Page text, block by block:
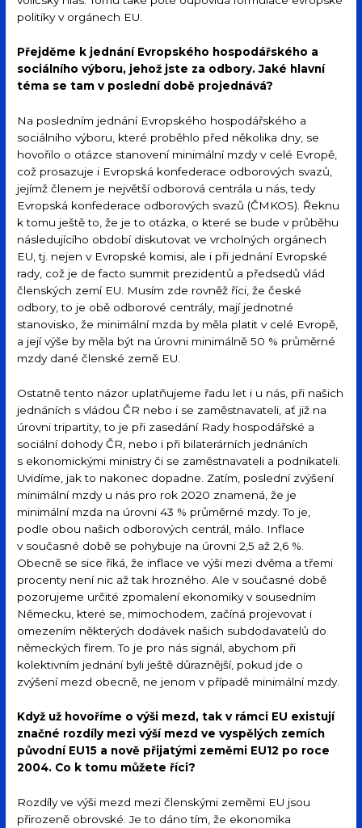
politiky v orgánech EU.
Přejděme k jednání Evropského hospodářského a
sociálního výboru, jehož jste za odbory. Jaké hlavní
téma se tam v poslední době projednává?
Na posledním jednání Evropského hospodářského a
sociálního výboru, které proběhlo před několika dny, se
hovořilo o otázce stanovení minimální mzdy v celé Evropě,
což prosazuje i Evropská konfederace odborových svazů,
jejímž členem je největší odborová centrála u nás, tedy
Evropská konfederace odborových svazů (ČMKOS). Řeknu
k tomu ještě to, že je to otázka, o které se bude v průběhu
následujícího období diskutovat ve vrcholných orgánech
EU, tj. nejen v Evropské komisi, ale i při jednání Evropské
rady, což je de facto summit prezidentů a předsedů vlád
členských zemí EU. Musím zde rovněž říci, že české
odbory, to je obě odborové centrály, mají jednotné
stanovisko, že minimální mzda by měla platit v celé Evropě,
a její výše by měla být na úrovni minimálně 50 % průměrné
mzdy dané členské země EU.
Ostatně tento názor uplatňujeme řadu let i u nás, při našich
jednáních s vládou ČR nebo i se zaměstnavateli, ať již na
úrovni tripartity, to je při zasedání Rady hospodářské a
sociální dohody ČR, nebo i při bilaterárních jednáních
s ekonomickými ministry či se zaměstnavateli a podnikateli.
Uvidíme, jak to nakonec dopadne. Zatím, poslední zvýšení
minimální mzdy u nás pro rok 2020 znamená, že je
minimální mzda na úrovni 43 % průměrné mzdy. To je,
podle obou našich odborových centrál, málo. Inflace
v současné době se pohybuje na úrovni 2,5 až 2,6 %.
Obecně se sice říká, že inflace ve výši mezi dvěma a třemi
procenty není nic až tak hrozného. Ale v současné době
pozorujeme určité zpomalení ekonomiky v sousedním
Německu, které se, mimochodem, začíná projevovat i
omezením některých dodávek našich subdodavatelů do
německých firem. To je pro nás signál, abychom při
kolektivním jednání byli ještě důraznější, pokud jde o
zvýšení mezd obecně, ne jenom v případě minimální mzdy.
Když už hovoříme o výši mezd, tak v rámci EU existují
značné rozdíly mezi výší mezd ve vyspělých zemích
původní EU15 a nově přijatými zeměmi EU12 po roce
2004. Co k tomu můžete říci?
Rozdíly ve výši mezd mezi členskými zeměmi EU jsou
přirozeně obrovské. Je to dáno tím, že ekonomika